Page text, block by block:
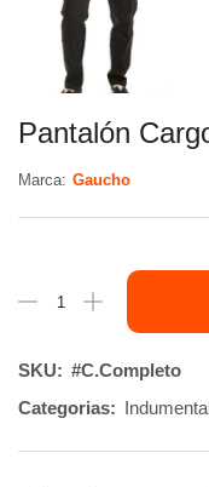
Pantalón
Marca: Gaucho
SKU: #C.Completo
Categorias: